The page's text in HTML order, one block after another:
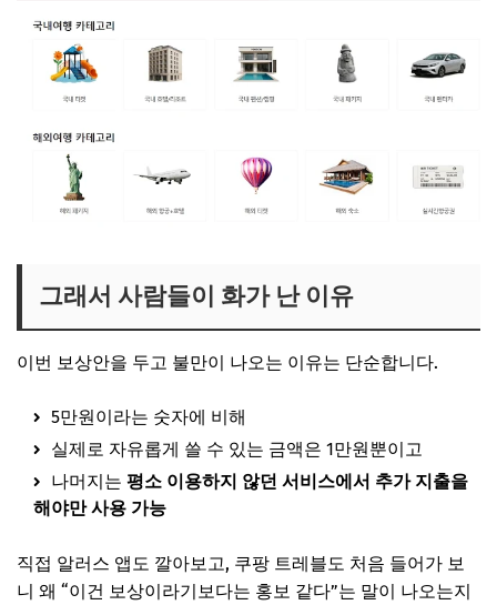
그래서 사람들이 화가 난 이유
이번 보상안을 두고 불만이 나오는 이유는 단순합니다.
5만원이라는 숫자에 비해
실제로 자유롭게 쓸 수 있는 금액은 1만원뿐이고
나머지는 평소 이용하지 않던 서비스에서 추가 지출을
해야만 사용 가능
직접 알러스 앱도 깔아보고, 쿠팡 트레블도 처음 들어가 보
니 왜 “이건 보상이라기보다는 홍보 같다”는 말이 나오는지